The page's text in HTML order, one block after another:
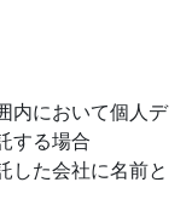
内において個人デ
する場合
した会社に名前と